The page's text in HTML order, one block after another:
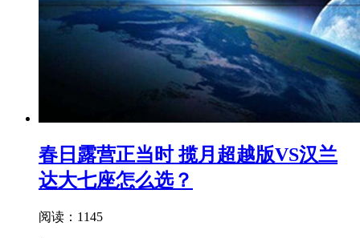
春日露营正当时 揽月超越版VS汉兰
达大七座怎么选？
阅读：1145